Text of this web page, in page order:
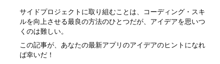
サイドプロジェクトに取り組むことは、コーディング・スキ
ルを向上させる最良の方法のひとつだが、アイデアを思いつ
くのは難しい。
この記事が、あなたの最新アプリのアイデアのヒントになれ
ば幸いだ！